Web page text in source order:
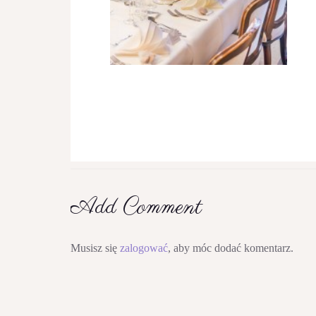
Add Comment
Musisz się zalogować, aby móc dodać komentarz.